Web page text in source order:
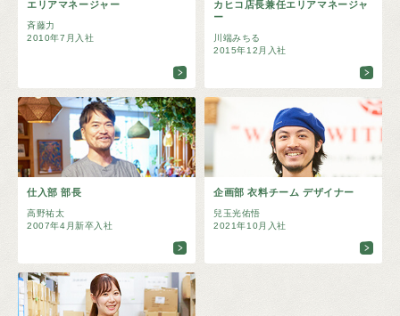
エリアマネージャー
斉藤力
2010年7月入社
カヒコ店長兼任エリアマネージャ
ー
川端みちる
2015年12月入社
仕入部 部長
高野祐太
2007年4月新卒入社
企画部 衣料チーム デザイナー
兒玉光佑悟
2021年10月入社